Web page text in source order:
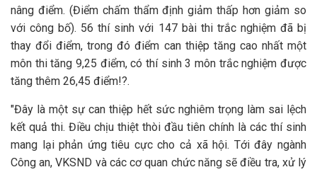
nâng điểm. (Điểm chấm thẩm định giảm thấp hơn giảm so
với công bố). 56 thí sinh với 147 bài thi trắc nghiệm đã bị
thay đổi điểm, trong đó điểm can thiệp tăng cao nhất một
môn thi tăng 9,25 điểm, có thí sinh 3 môn trắc nghiệm được
tăng thêm 26,45 điểm!?.
"Đây là một sự can thiệp hết sức nghiêm trọng làm sai lệch
kết quả thi. Điều chịu thiệt thòi đầu tiên chính là các thí sinh
mang lại phản ứng tiêu cực cho cả xã hội. Tới đây ngành
Công an, VKSND và các cơ quan chức năng sẽ điều tra, xử lý